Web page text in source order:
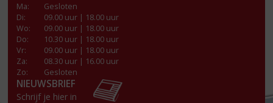
Ma:
Gesloten
Di:
09.00 uur | 18.00 uur
Wo:
09.00 uur | 18.00 uur
Do:
10.30 uur | 18.00 uur
Vr:
09.00 uur | 18.00 uur
Za:
08.30 uur | 16.00 uur
Zo:
Gesloten
NIEUWSBRIEF
Schrijf je hier in